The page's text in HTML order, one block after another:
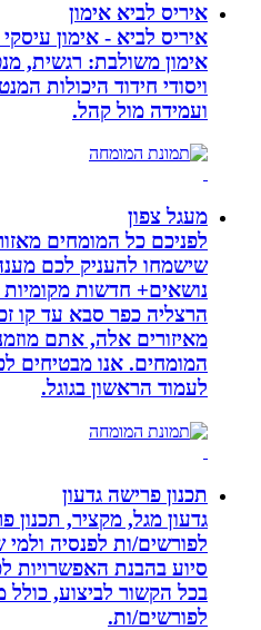
איריס לביא אימון
איריס לביא - אימון עיסקי
אימון משולבת: רגשית, מנטלית
ויסודי חידוד היכולות
ועמידה מול קהל.
מעגל צפון
לפניכם כל המומחים מאזור
שישמחו להעניק לכם מענה
נושאים+ חדשות מקומיות
הרצליה כפר סבא עד קו זכרון
מאיזורים אלה, אתם מוזמנים
המומחים. אנו מבטיחים לכם
לעמוד הראשון בגוגל.
תכנון פרישה גדעון
גדעון מגל, מקציר, תכנון
לפורשים/ות לפנסיה ולמי
סיוע בהבנת האפשרויות
בכל הקשור לביצוע, כולל
לפורשים/ות.